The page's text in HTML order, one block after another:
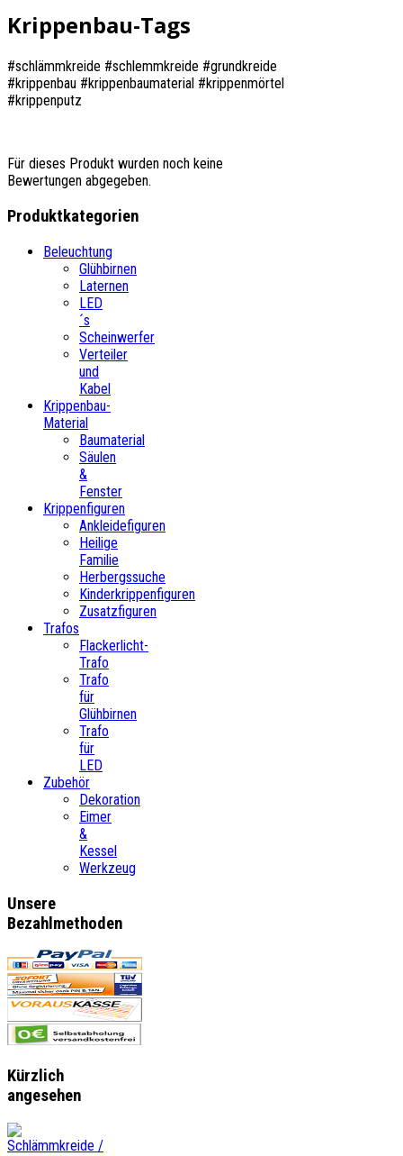
Krippenbau-Tags
#schlämmkreide #schlemmkreide #grundkreide
#krippenbau #krippenbaumaterial #krippenmörtel
#krippenputz
Für dieses Produkt wurden noch keine
Bewertungen abgegeben.
Produktkategorien
Beleuchtung
Glühbirnen
Laternen
LED
´s
Scheinwerfer
Verteiler
und
Kabel
Krippenbau-
Material
Baumaterial
Säulen
&
Fenster
Krippenfiguren
Ankleidefiguren
Heilige
Familie
Herbergssuche
Kinderkrippenfiguren
Zusatzfiguren
Trafos
Flackerlicht-
Trafo
Trafo
für
Glühbirnen
Trafo
für
LED
Zubehör
Dekoration
Eimer
&
Kessel
Werkzeug
Unsere
Bezahlmethoden
Kürzlich
angesehen